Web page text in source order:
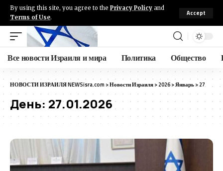
By using this site, you agree to the Privacy Policy and
Terms of Use.
Accept
Все новости Израиля и мира Политика Общество
НОВОСТИ ИЗРАИЛЯ NEWSisra.com >Новости Израиля>2026>Январь>27
День:27.01.2026